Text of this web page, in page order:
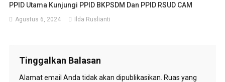
PPID Utama Kunjungi PPID BKPSDM Dan PPID RSUD CAM
Agustus 6, 2024 Ilda Ruslianti
Tinggalkan Balasan
Alamat email Anda tidak akan dipublikasikan. Ruas yang